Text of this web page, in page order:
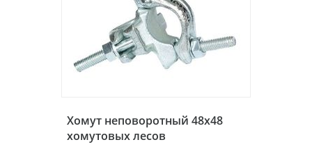
Хомут неповоротный 48х48
хомутовых лесов